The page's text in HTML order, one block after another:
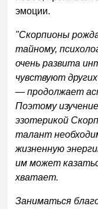
эмоции.
"Скорпионы
тайному,
очень развита
чувствуют
— продолжает
Поэтому
эзотерикой
талант
жизненную
им может
хватает.
Заниматься